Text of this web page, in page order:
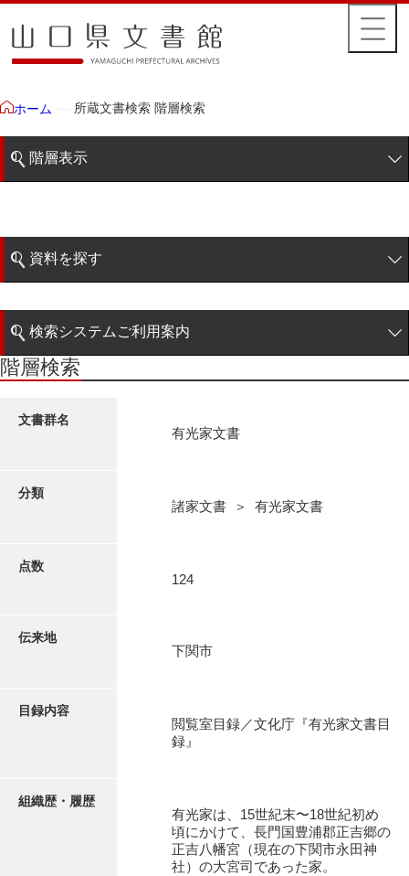
ホーム 所蔵文書検索 階層検索
階層表示
藩政文書
特定歴史公文書
諸家文書
荒瀬家文書（防府市）
阿武家文書（山口市）
資料を探す
階層検索
近代刊行写真帳類
検索システムご利用案内
検索システムの利用について
更新履歴
階層検索
文書群名
有光家文書
分類
諸家文書 ＞ 有光家文書
点数
124
伝来地
下関市
目録内容
閲覧室目録／文化庁『有光家文書目
録』
組織歴・履歴
有光家は、15世紀末〜18世紀初め
頃にかけて、長門国豊浦郡正吉郷の
正吉八幡宮（現在の下関市永田神
社）の大宮司であった家。